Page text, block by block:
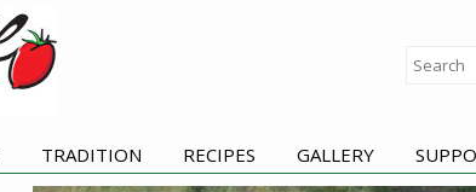
TRADITION RECIPES GALLERY